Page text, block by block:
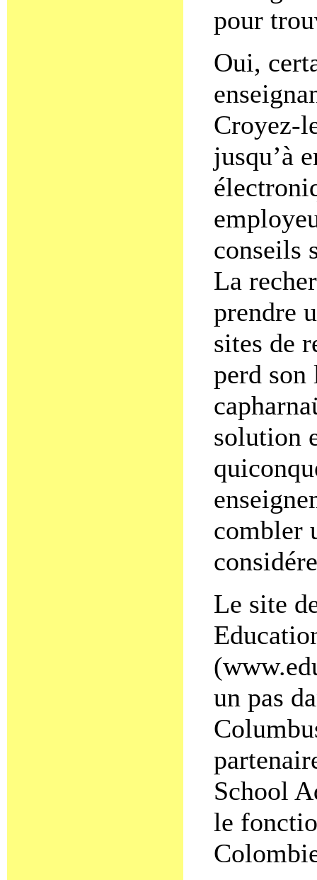
pour
Oui,
Croyez-
jusqu’à
conseils
La
prendre
sites de
perd
solution
combler
Le site
un pas
School
le